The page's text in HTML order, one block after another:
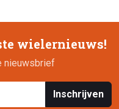
wielernieuws!
nieuwsbrief
Inschrijven